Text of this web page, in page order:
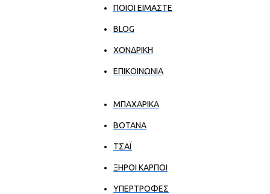
ΠΟΙΟΙ ΕΊΜΑΣΤΕ
BLOG
ΧΟΝΔΡΙΚΉ
ΕΠΙΚΟΙΝΩΝΊΑ
ΜΠΑΧΑΡΙΚΑ
ΒΟΤΑΝΑ
ΤΣΑΪ
ΞΗΡΟΙ ΚΑΡΠΟΙ
ΥΠΕΡΤΡΟΦΕΣ